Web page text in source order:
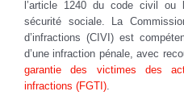
l’article 1240 du code civil
sécurité sociale. La
d’infractions (CIVI) est
d’une infraction pénale, avec
garantie des victimes des
infractions (FGTI)